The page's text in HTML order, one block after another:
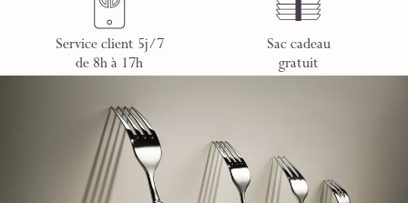
Service client 5j/7
de 8h à 17h
Sac cadeau
gratuit